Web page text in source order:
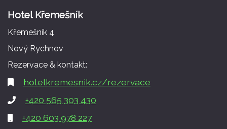
Hotel Křemešník
Křemešník 4
Nový Rychnov
Rezervace & kontakt:
hotelkremesnik.cz/rezervace
+420 565 303 430
+420 603 978 227